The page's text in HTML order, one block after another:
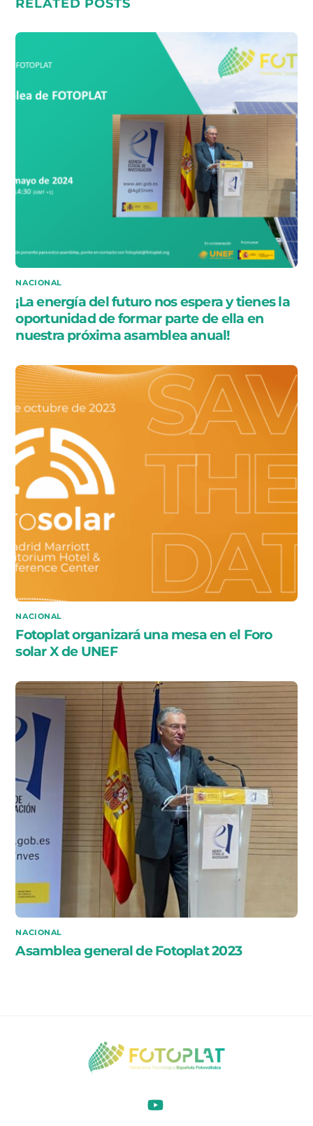
RELATED POSTS
NACIONAL
¡La energía del futuro nos espera y tienes la
oportunidad de formar parte de ella en
nuestra próxima asamblea anual!
NACIONAL
Fotoplat organizará una mesa en el Foro
solar X de UNEF
NACIONAL
Asamblea general de Fotoplat 2023